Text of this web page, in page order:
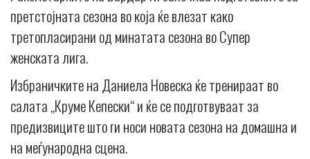
претстојната сезона во која ќе влезат како
третопласирани од минатата сезона во Супер
женската лига.
Избраничките на Даниела Новеска ќе тренираат во
салата „Круме Кепески“ и ќе се подготвуваат за
предизвиците што ги носи новата сезона на домашна и
на меѓународна сцена.